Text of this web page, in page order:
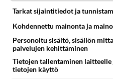
Nainen katosi tullessaan
Seurustelimme noin 4
raskaaksi. Otimme
Tarkat sijaintitiedot ja
Kohdennettu mainonta ja
Personoitu sisältö, sisällön
palvelujen kehittäminen
Tietojen tallentaminen
tietojen käyttö